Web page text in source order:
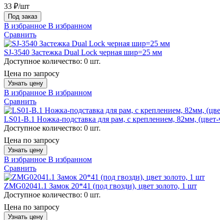
33 ₽/шт
Под заказ
В избранное В избранном
Сравнить
SJ-3540 Застежка Dual Lock черная шир=25 мм
Доступное количество: 0 шт.
Цена по запросу
Узнать цену
В избранное В избранном
Сравнить
LS01-B.1 Ножка-подставка для рам, с креплением, 82мм,
Доступное количество: 0 шт.
Цена по запросу
Узнать цену
В избранное В избранном
Сравнить
ZMG02041.1 Замок 20*41 (под гвозди), цвет золото, 1 шт
Доступное количество: 0 шт.
Цена по запросу
Узнать цену